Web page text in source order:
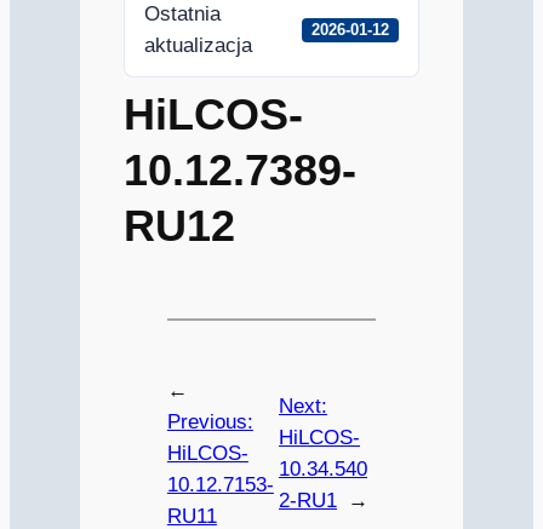
Ostatnia
aktualizacja
2026-01-12
HiLCOS-
10.12.7389-
RU12
←
Previous:
HiLCOS-
10.12.7153-
RU11
Next:
HiLCOS-
10.34.540
2-RU1
→